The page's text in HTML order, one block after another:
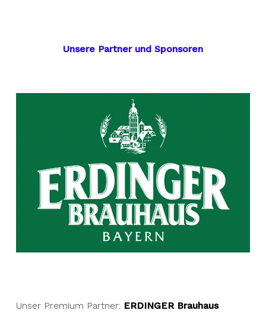
Unsere Partner und Sponsoren
Unser Premium Partner: ERDINGER Brauhaus